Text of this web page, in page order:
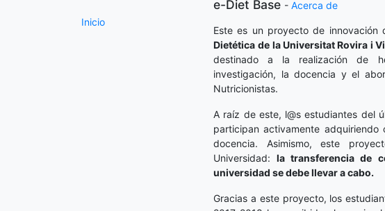
Inicio
e-Diet Base - Acerca de
Este es un proyecto de innovación
Dietética de la Universitat Rovira i
destinado a la realización de
investigación, la docencia y el
Nutricionistas.
A raíz de este, l@s estudiantes del
participan activamente
docencia. Asimismo, este
Universidad:la transferencia de
universidad se debe llevar a cabo.
Gracias a este proyecto, los